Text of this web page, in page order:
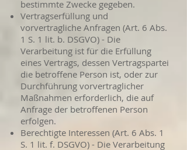
bestimmte Zwecke gegeben.
Vertragserfüllung und
vorvertragliche Anfragen (Art. 6 Abs.
1 S. 1 lit. b. DSGVO) - Die
Verarbeitung ist für die Erfüllung
eines Vertrags, dessen Vertragspartei
die betroffene Person ist, oder zur
Durchführung vorvertraglicher
Maßnahmen erforderlich, die auf
Anfrage der betroffenen Person
erfolgen.
Berechtigte Interessen (Art. 6 Abs. 1
S. 1 lit. f. DSGVO) - Die Verarbeitung